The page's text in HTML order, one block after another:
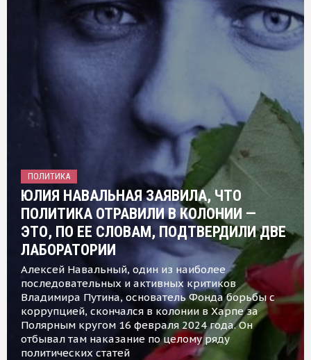
ПОЛИТИКА
ЮЛИЯ НАВАЛЬНАЯ ЗАЯВИЛА, ЧТО
ПОЛИТИКА ОТРАВИЛИ В КОЛОНИИ —
ЭТО, ПО ЕЕ СЛОВАМ, ПОДТВЕРДИЛИ ДВЕ
ЛАБОРАТОРИИ
Алексей Навальный, один из наиболее
последовательных и активных критиков
Владимира Путина, основатель Фонда борьбы с
коррупцией, скончался в колонии в Харпе за
Полярным кругом 16 февраля 2024 года. Он
отбывал там наказание по целому ряду
политических статей